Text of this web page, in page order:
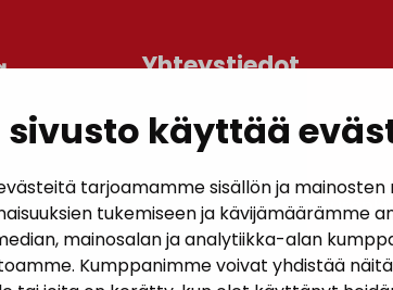
sivusto käyttää
tarjoamamme sisällön ja mainosten
tukemiseen ja kävijämäärämme
mainosalan ja analytiikka-alan
Kumppanimme voivat yhdistää
Yhteystiedot
Janakkalan kunta
Juttilantie 1, 14200 Turenki
Puh. 050 5090 449
kirjaamo@janakkala.fi